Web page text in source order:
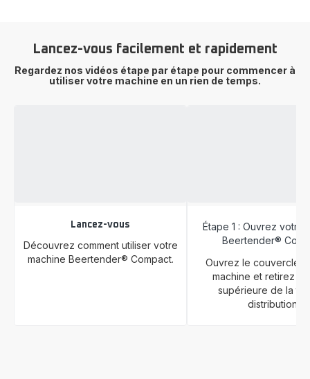
Lancez-vous facilement et rapidement
Regardez nos vidéos étape par étape pour commencer à
utiliser votre machine en un rien de temps.
Lancez-vous
Découvrez comment utiliser votre
machine Beertender® Compact.
Étape 1 : Ouvrez votre
Beertender®
Ouvrez le couvercle
machine et retirez la
supérieure de la
distribution.